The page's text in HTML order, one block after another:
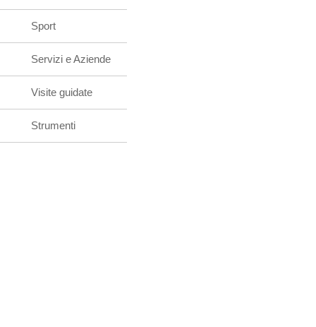
Sport
Servizi e Aziende
Visite guidate
Strumenti